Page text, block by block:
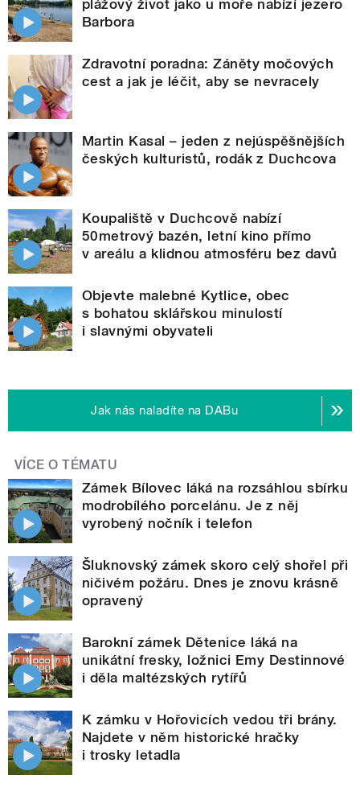
plážový život jako u moře nabízí jezero
Barbora
Zdravotní poradna: Záněty močových
cest a jak je léčit, aby se nevracely
Martin Kasal – jeden z nejúspěšnějších
českých kulturistů, rodák z Duchcova
Koupaliště v Duchcově nabízí
50metrový bazén, letní kino přímo
v areálu a klidnou atmosféru bez davů
Objevte malebné Kytlice, obec
s bohatou sklářskou minulostí
i slavnými obyvateli
Jak nás naladíte na DABu
VÍCE O TÉMATU
Zámek Bílovec láká na rozsáhlou sbírku
modrobílého porcelánu. Je z něj
vyrobený nočník i telefon
Šluknovský zámek skoro celý shořel při
ničivém požáru. Dnes je znovu krásně
opravený
Barokní zámek Dětenice láká na
unikátní fresky, ložnici Emy Destinnové
i děla maltézských rytířů
K zámku v Hořovicích vedou tři brány.
Najdete v něm historické hračky
i trosky letadla